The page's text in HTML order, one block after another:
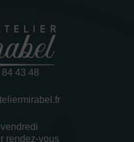
43 48
vendredi
rendez-vous